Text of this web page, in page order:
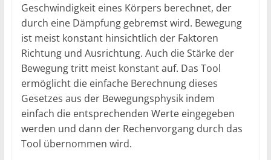
Geschwindigkeit eines Körpers berechnet, der
durch eine Dämpfung gebremst wird. Bewegung
ist meist konstant hinsichtlich der Faktoren
Richtung und Ausrichtung. Auch die Stärke der
Bewegung tritt meist konstant auf. Das Tool
ermöglicht die einfache Berechnung dieses
Gesetzes aus der Bewegungsphysik indem
einfach die entsprechenden Werte eingegeben
werden und dann der Rechenvorgang durch das
Tool übernommen wird.